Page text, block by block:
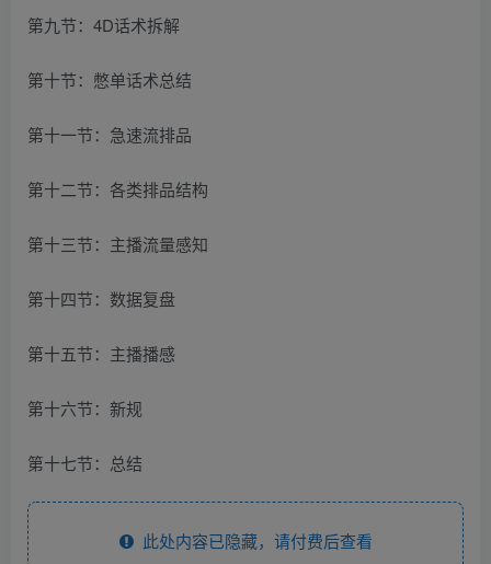
第九节：4D话术拆解
第十节：憋单话术总结
第十一节：急速流排品
第十二节：各类排品结构
第十三节：主播流量感知
第十四节：数据复盘
第十五节：主播播感
第十六节：新规
第十七节：总结
此处内容已隐藏，请付费后查看